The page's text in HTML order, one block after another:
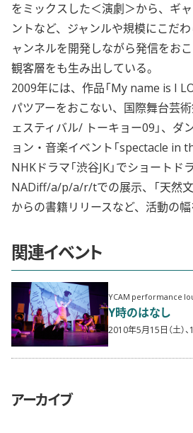
をミックスした＜演劇＞から、ギ
ントなど、ジャンルや規模にこだ
ャンネルを開発しながら発信をお
観客層をも生み出している。
2009年には、作品「My name is I
パツアーをおこない、国際舞台芸
ェスティバル/ トーキョー09」、ダ
ョン・音楽イベント「spectacle in
NHKドラマ「渋谷JK」でショートド
NADiff/a/p/a/r/tでの展示、「天然
からの書籍リリースなど、活動の幅
関連イベント
YCAM performance
Y時のはなし
2010年5月15日（土）、
アーカイブ